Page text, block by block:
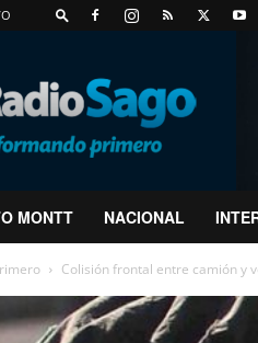
MONTT NACIONAL
Colisión frontal entre camión y